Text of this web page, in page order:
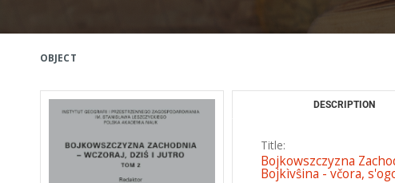
OBJECT
DESCRIPTION
Title:
Bojkowszczyzna
Bojkìvŝina - včora,